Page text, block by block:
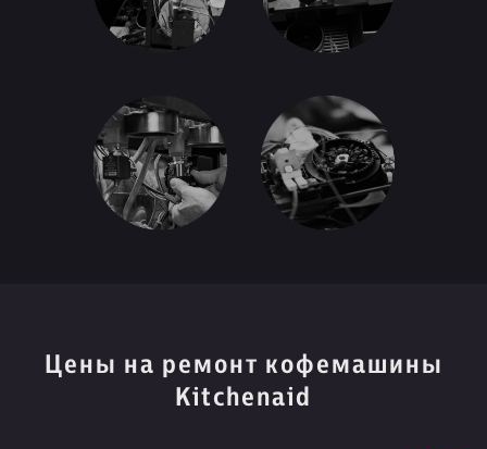
Цены на ремонт кофемашины
Kitchenaid